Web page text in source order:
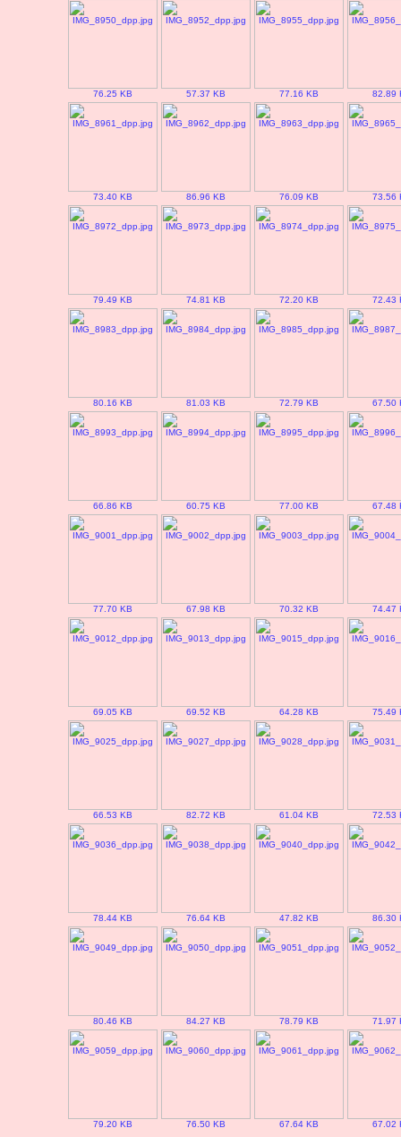
76.25 KB 57.37 KB 77.16 KB 82.89
73.40 KB 86.96 KB 76.09 KB 73.56
79.49 KB 74.81 KB 72.20 KB 72.43
80.16 KB 81.03 KB 72.79 KB 67.50
66.86 KB 60.75 KB 77.00 KB 67.48
77.70 KB 67.98 KB 70.32 KB 74.47
69.05 KB 69.52 KB 64.28 KB 75.49
66.53 KB 82.72 KB 61.04 KB 72.53
78.44 KB 76.64 KB 47.82 KB 86.30
80.46 KB 84.27 KB 78.79 KB 71.97
79.20 KB 76.50 KB 67.64 KB 67.02